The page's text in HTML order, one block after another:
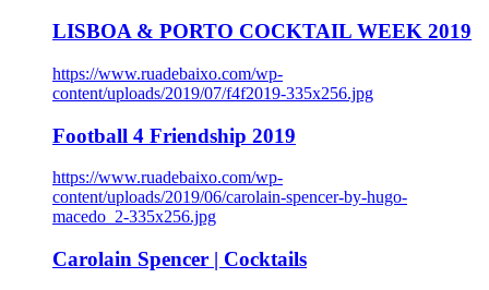
LISBOA & PORTO COCKTAIL WEEK 2019
https://www.ruadebaixo.com/wp-
content/uploads/2019/07/f4f2019-335x256.jpg
Football 4 Friendship 2019
https://www.ruadebaixo.com/wp-
content/uploads/2019/06/carolain-spencer-by-hugo-
macedo_2-335x256.jpg
Carolain Spencer | Cocktails